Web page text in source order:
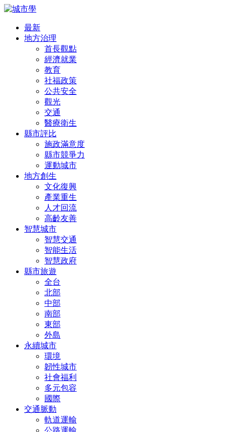
最新
地方治理
首長觀點
經濟就業
教育
社福政策
公共安全
觀光
交通
醫療衛生
縣市評比
施政滿意度
縣市競爭力
運動城市
地方創生
文化復興
產業重生
人才回流
高齡友善
智慧城市
智慧交通
智能生活
智慧政府
縣市旅遊
全台
北部
中部
南部
東部
外島
永續城市
環境
韌性城市
社會福利
多元包容
國際
交通脈動
軌道運輸
公路運輸